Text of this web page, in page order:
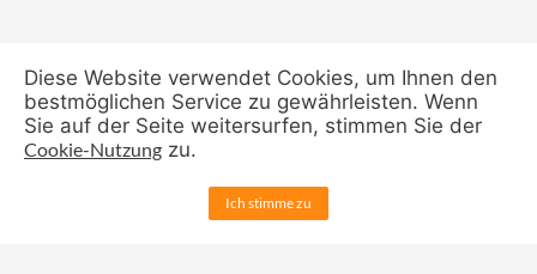
Die
Chorfreizeiten
Diese Website verwendet Cookies, um Ihnen den
bestmöglichen Service zu gewährleisten. Wenn
Sie auf der Seite weitersurfen, stimmen Sie der
Cookie-Nutzung zu.
Ich stimme zu